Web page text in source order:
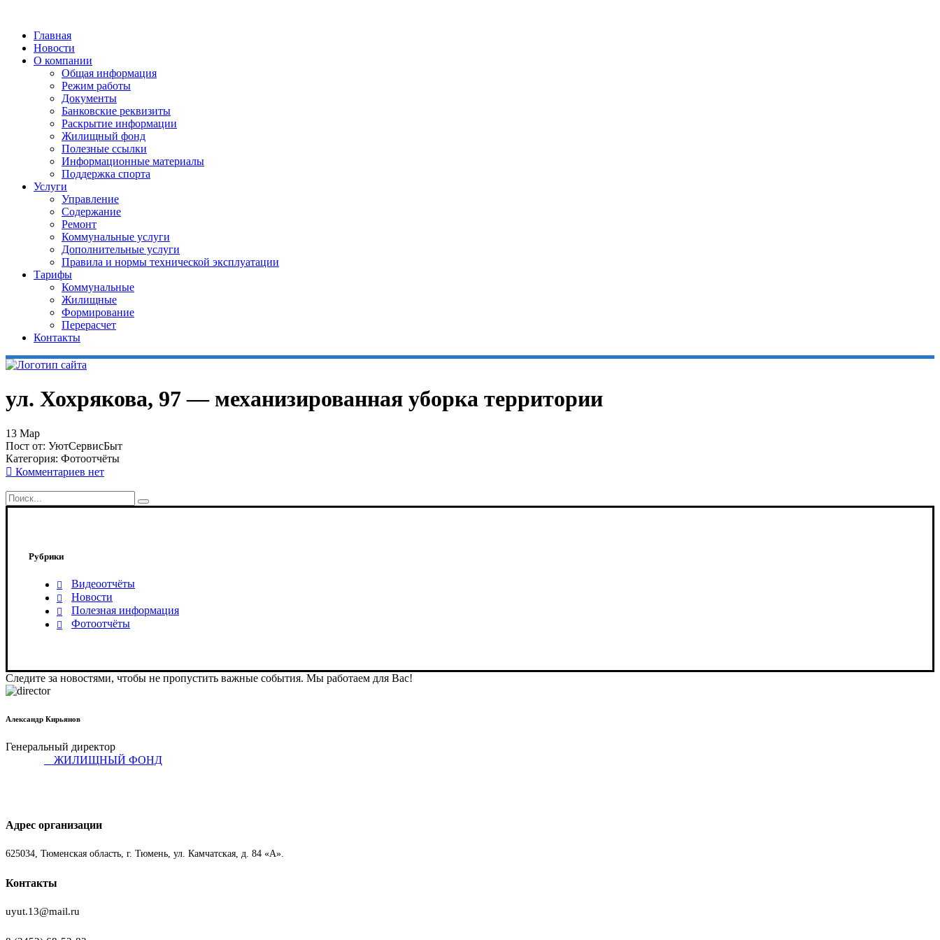
Главная
Новости
О компании
Общая информация
Режим работы
Документы
Банковские реквизиты
Раскрытие информации
Жилищный фонд
Полезные ссылки
Информационные материалы
Поддержка спорта
Услуги
Управление
Содержание
Ремонт
Коммунальные услуги
Дополнительные услуги
Правила и нормы технической эксплуатации
Тарифы
Коммунальные
Жилищные
Формирование
Перерасчет
Контакты
ул. Хохрякова, 97 — механизированная уборка территории
13 Мар
Пост от: УютСервисБыт
Категория: Фотоотчёты
Комментариев нет
Рубрики
Видеоотчёты
Новости
Полезная информация
Фотоотчёты
Следите за новостями, чтобы не пропустить важные события. Мы работаем для Вас!
Александр Кирьянов
Генеральный директор
ЖИЛИЩНЫЙ ФОНД
Адрес организации
625034, Тюменская область, г. Тюмень, ул. Камчатская, д. 84 «А».
Контакты
uyut.13@mail.ru